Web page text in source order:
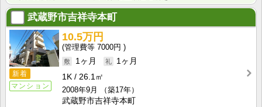
武蔵野市吉祥寺本町
新着
マンション
10.5万円
7000円
1ヶ月
1ヶ月
1K
26.1㎡
2008年9月
（築17年）
武蔵野市吉祥寺本町